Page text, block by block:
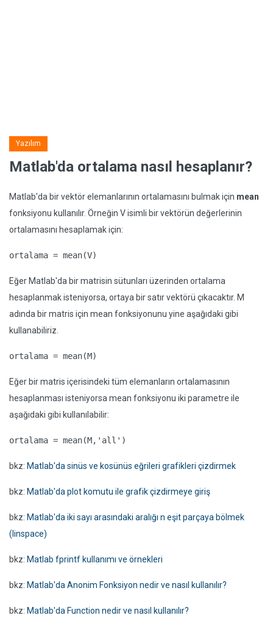
Yazılım
Matlab'da ortalama nasıl hesaplanır?
Matlab'da bir vektör elemanlarının ortalamasını bulmak için mean
fonksiyonu kullanılır. Örneğin V isimli bir vektörün değerlerinin
ortalamasını hesaplamak için:
ortalama = mean(V)
Eğer Matlab'da bir matrisin sütunları üzerinden ortalama
hesaplanmak isteniyorsa, ortaya bir satır vektörü çıkacaktır. M
adında bir matris için mean fonksiyonunu yine aşağıdaki gibi
kullanabiliriz.
ortalama = mean(M)
Eğer bir matris içerisindeki tüm elemanların ortalamasının
hesaplanması isteniyorsa mean fonksiyonu iki parametre ile
aşağıdaki gibi kullanılabilir:
ortalama = mean(M,'all')
bkz: Matlab'da sinüs ve kosünüs eğrileri grafikleri çizdirmek
bkz: Matlab'da plot komutu ile grafik çizdirmeye giriş
bkz: Matlab'da iki sayı arasındaki aralığı n eşit parçaya bölmek
(linspace)
bkz: Matlab fprintf kullanımı ve örnekleri
bkz: Matlab'da Anonim Fonksiyon nedir ve nasıl kullanılır?
bkz: Matlab'da Function nedir ve nasıl kullanılır?